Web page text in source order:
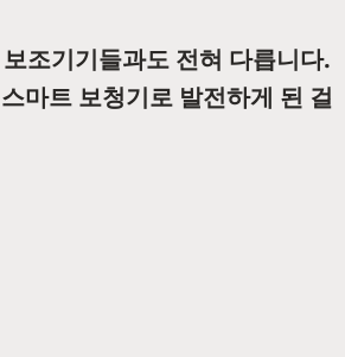
조기기들과도 전혀 다릅니다.
마트 보청기로 발전하게 된 걸